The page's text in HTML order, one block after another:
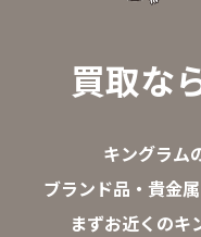
買取な
キングラム
ブランド品・貴金
まずお近くのキ